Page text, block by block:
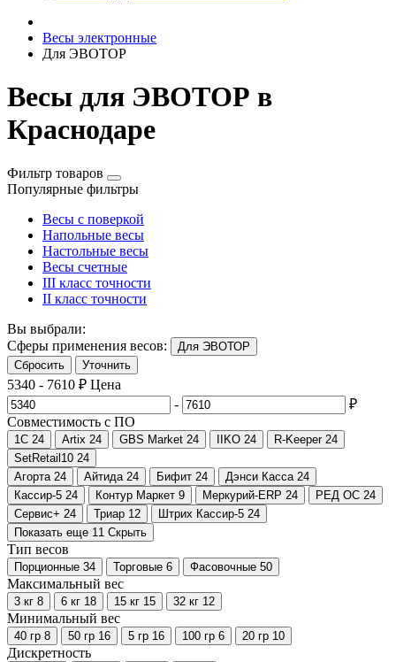
Весы электронные
Для ЭВОТОР
Весы для ЭВОТОР в
Краснодаре
Фильтр товаров
Популярные фильтры
Весы с поверкой
Напольные весы
Настольные весы
Весы счетные
III класс точности
II класс точности
Вы выбрали:
Сферы применения весов:
Для ЭВОТОР
Сбросить
Уточнить
5340 - 7610 ₽ Цена
-
₽
Совместимость с ПО
1С 24 Artix 24 GBS Market 24 IIKO 24 R-Keeper 24
SetRetail10 24
Агорта 24 Айтида 24 Бифит 24 Дэнси Касса 24
Кассир-5 24 Контур Маркет 9 Меркурий-ERP 24 РЕД ОС 24
Сервис+ 24 Триар 12 Штрих Кассир-5 24
Показать еще 11 Скрыть
Тип весов
Порционные 34 Торговые 6 Фасовочные 50
Максимальный вес
3 кг 8 6 кг 18 15 кг 15 32 кг 12
Минимальный вес
40 гр 8 50 гр 16 5 гр 16 100 гр 6 20 гр 10
Дискретность